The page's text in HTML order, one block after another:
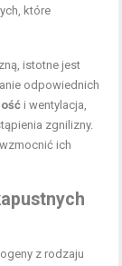
które
istotne jest
odpowiednich
i wentylacja,
zgnilizny.
ich
z rodzaju